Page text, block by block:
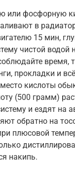
или фосфорную
в
15 мин,
чистой водой
время,
прокладки и
кислоты
(500 грамм)
и ездят на
обратно на
плюсовой
накипь.